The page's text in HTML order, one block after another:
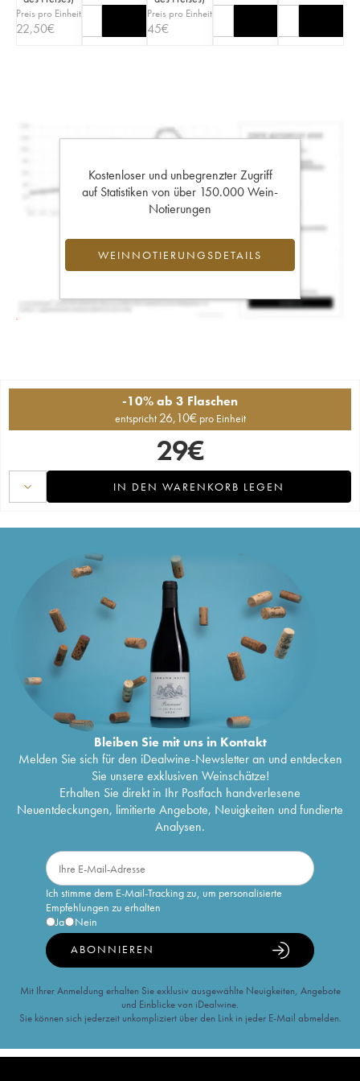
Preis pro Einheit
22,50€
Preis pro Einheit
45€
Kostenloser und unbegrenzter Zugriff
auf Statistiken von über 150.000 Wein-
Notierungen
WEINNOTIERUNGSDETAILS
-10% ab 3 Flaschen
entspricht 26,10€ pro Einheit
29€
IN DEN WARENKORB LEGEN
Bleiben Sie mit uns in Kontakt
Melden Sie sich für den iDealwine-Newsletter an und entdecken
Sie unsere exklusiven Weinschätze!
Erhalten Sie direkt in Ihr Postfach handverlesene
Neuentdeckungen, limitierte Angebote, Neuigkeiten und fundierte
Analysen.
Ich stimme dem E-Mail-Tracking zu, um personalisierte
Empfehlungen zu erhalten
Ja
Nein
ABONNIEREN
Mit Ihrer Anmeldung erhalten Sie exklusiv ausgewählte Neuigkeiten, Angebote
und Einblicke von iDealwine.
Sie können sich jederzeit unkompliziert über den Link in jeder E-Mail abmelden.